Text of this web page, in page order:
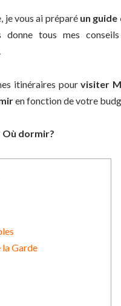
je vous ai préparé un
donne tous mes
itinéraires pourvisiter
en fonction de votre
Où dormir?
Garde